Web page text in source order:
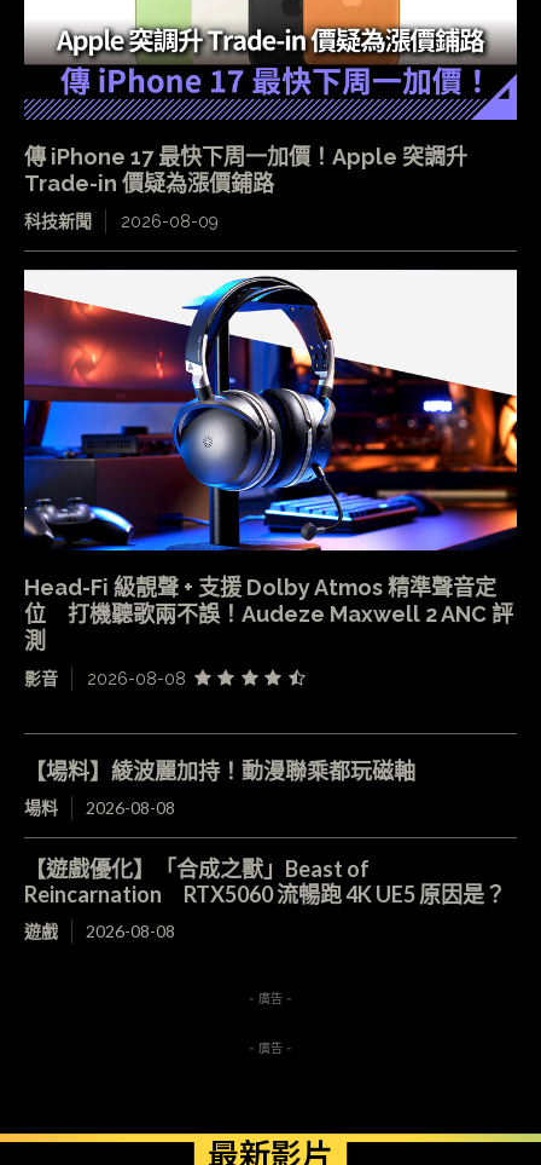
傳 iPhone 17 最快下周一加價！Apple 突調升
Trade-in 價疑為漲價鋪路
科技新聞 2026-08-09
Head-Fi 級靚聲 + 支援 Dolby Atmos 精準聲音定
位 打機聽歌兩不誤！Audeze Maxwell 2 ANC 評
測
影音 2026-08-08
【場料】綾波麗加持！動漫聯乘都玩磁軸
場料 2026-08-08
【遊戲優化】「合成之獸」Beast of
Reincarnation RTX5060 流暢跑 4K UE5 原因是？
遊戲 2026-08-08
- 廣告 -
- 廣告 -
最新影片